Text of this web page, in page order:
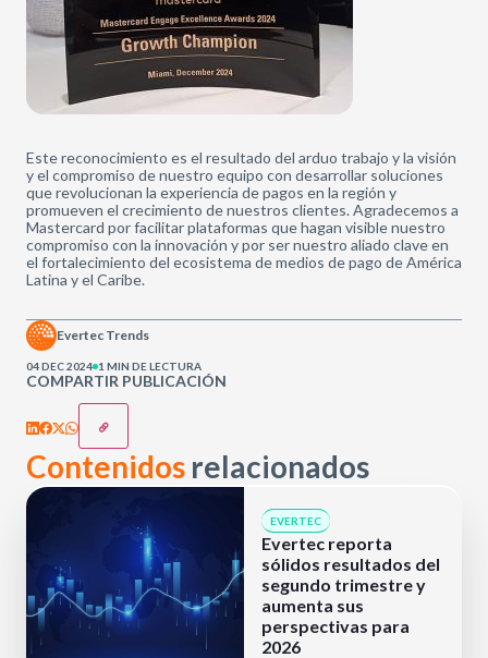
Este reconocimiento es el resultado del arduo trabajo y la visión
y el compromiso de nuestro equipo con desarrollar soluciones
que revolucionan la experiencia de pagos en la región y
promueven el crecimiento de nuestros clientes. Agradecemos a
Mastercard por facilitar plataformas que hagan visible nuestro
compromiso con la innovación y por ser nuestro aliado clave en
el fortalecimiento del ecosistema de medios de pago de América
Latina y el Caribe.
COMPARTIR PUBLICACIÓN
Evertec Trends
04 DEC 2024 1 MIN DE LECTURA
Contenidos relacionados
EVERTEC
Evertec reporta
sólidos resultados del
segundo trimestre y
aumenta sus
perspectivas para
2026